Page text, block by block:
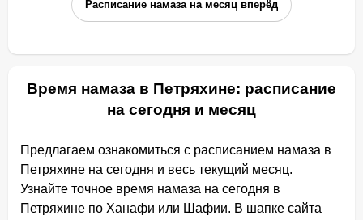
Расписание намаза на месяц вперёд
Время намаза в Петряхине: расписание
на сегодня и месяц
Предлагаем ознакомиться с расписанием намаза в
Петряхине на сегодня и весь текущий месяц.
Узнайте точное время намаза на сегодня в
Петряхине по Ханафи или Шафии. В шапке сайта